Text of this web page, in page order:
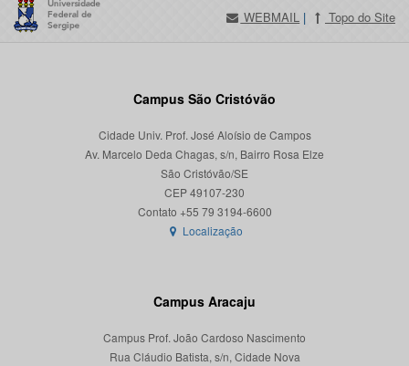
WEBMAIL | Topo do Site
Campus São Cristóvão
Cidade Univ. Prof. José Aloísio de Campos
Av. Marcelo Deda Chagas, s/n, Bairro Rosa Elze
São Cristóvão/SE
CEP 49107-230
Localização
Campus Aracaju
Campus Prof. João Cardoso Nascimento
Rua Cláudio Batista, s/n, Cidade Nova